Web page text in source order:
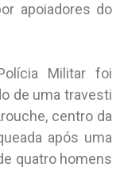
apoiadores do
Militar foi
de uma travesti
centro da
após uma
quatro homens